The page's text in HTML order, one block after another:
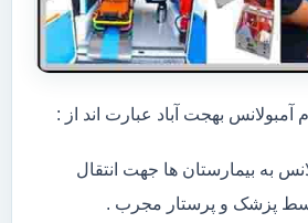
بهجت آباد عبارت اند از :
به بیمارستان ها جهت انتقال
پزشک و پرستار مجرب .